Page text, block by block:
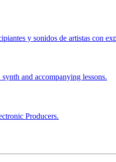
y sonidos de artistas con
and accompanying lessons.
Producers.